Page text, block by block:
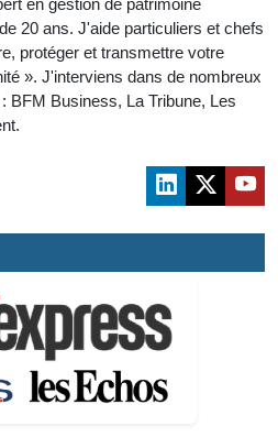
en gestion de patrimoine
20 ans. J'aide particuliers et chefs
protéger et transmettre votre
». J'interviens dans de nombreux
BFM Business, La Tribune, Les